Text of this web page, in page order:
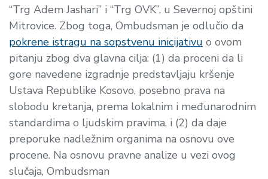
“Trg Adem Jashari” i “Trg OVK”, u Severnoj opštini
Mitrovice. Zbog toga, Ombudsman je odlučio da
pokrene istragu na sopstvenu inicijativu o ovom
pitanju zbog dva glavna cilja: (1) da proceni da li
gore navedene izgradnje predstavljaju kršenje
Ustava Republike Kosovo, posebno prava na
slobodu kretanja, prema lokalnim i međunarodnim
standardima o ljudskim pravima, i (2) da daje
preporuke nadležnim organima na osnovu ove
procene. Na osnovu pravne analize u vezi ovog
slučaja, Ombudsman